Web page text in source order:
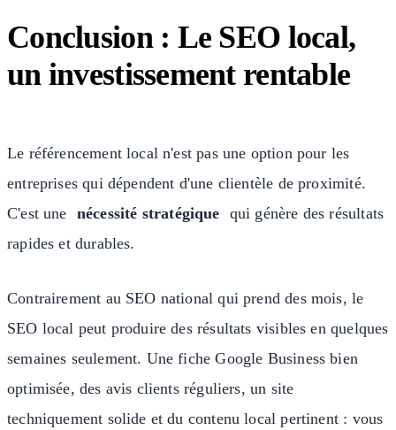
Conclusion : Le SEO local,
un investissement rentable
Le référencement local n'est pas une option pour les
entreprises qui dépendent d'une clientèle de proximité.
C'est une nécessité stratégique qui génère des résultats
rapides et durables.
Contrairement au SEO national qui prend des mois, le
SEO local peut produire des résultats visibles en quelques
semaines seulement. Une fiche Google Business bien
optimisée, des avis clients réguliers, un site
techniquement solide et du contenu local pertinent : vous